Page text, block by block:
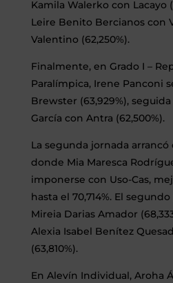
Kamila Walerko con Lacayo
Leire Benito Bercianos con
Valentino (62,250%).
Finalmente, en Grado I –
Paralímpica, Irene Panconi
Brewster (63,929%),
García con Antra (62,500%).
La segunda jornada arrancó
donde Mia Maresca
imponerse con Uso-Cas,
hasta el 70,714%. El
Mireia Darias Amador
Alexia Isabel Benítez
(63,810%).
En Alevín Individual, Aroha